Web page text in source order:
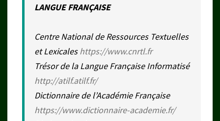
LANGUE FRANÇAISE
Centre National de Ressources Textuelles
et Lexicales https://www.cnrtl.fr
Trésor de la Langue Française Informatisé
http://atilf.atilf.fr/
Dictionnaire de l’Académie Française
https://www.dictionnaire-academie.fr/